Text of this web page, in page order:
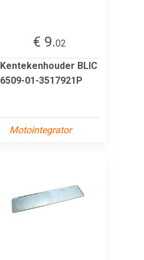
€ 9.02
Kentekenhouder BLIC
6509-01-3517921P
Motointegrator